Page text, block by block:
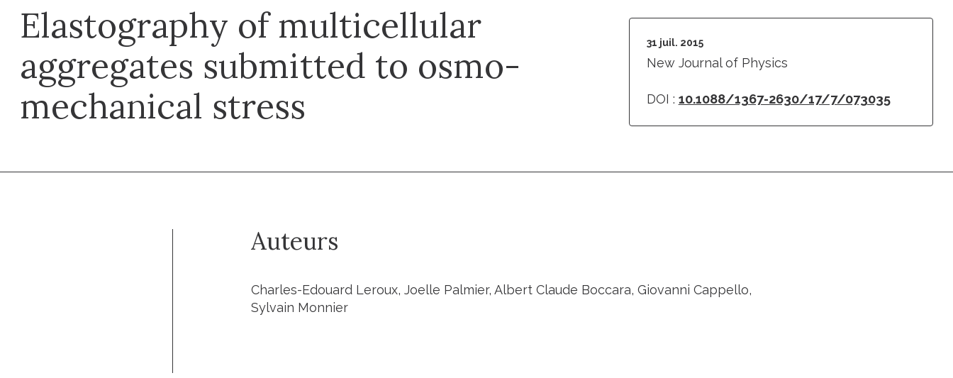
Elastography of multicellular
aggregates submitted to osmo-
mechanical stress
31 juil. 2015
New Journal of Physics
DOI : 10.1088/1367-2630/17/7/073035
Auteurs
Charles-Edouard Leroux, Joelle Palmier, Albert Claude Boccara, Giovanni Cappello,
Sylvain Monnier